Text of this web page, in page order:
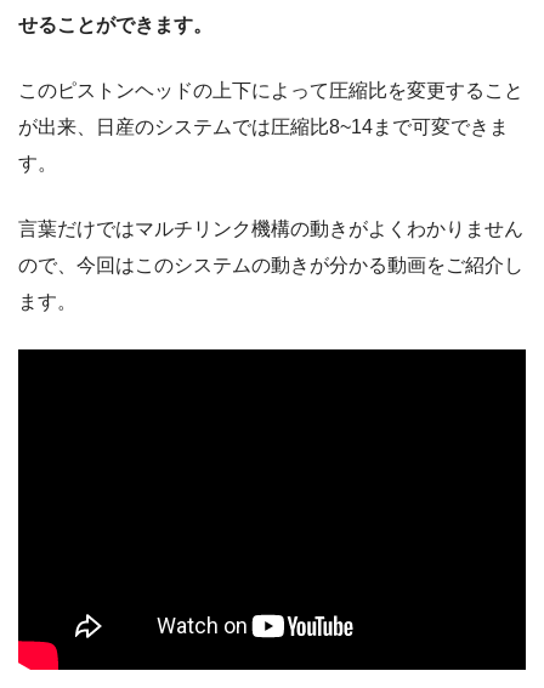
せることができます。
このピストンヘッドの上下によって圧縮比を変更すること
が出来、日産のシステムでは圧縮比8~14まで可変できま
す。
言葉だけではマルチリンク機構の動きがよくわかりません
ので、今回はこのシステムの動きが分かる動画をご紹介し
ます。